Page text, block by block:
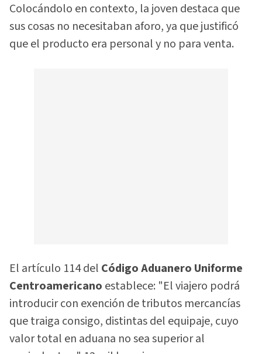
Colocándolo en contexto, la joven destaca que
sus cosas no necesitaban aforo, ya que justificó
que el producto era personal y no para venta.
El artículo 114 del Código Aduanero Uniforme
Centroamericano establece: "El viajero podrá
introducir con exención de tributos mercancías
que traiga consigo, distintas del equipaje, cuyo
valor total en aduana no sea superior al